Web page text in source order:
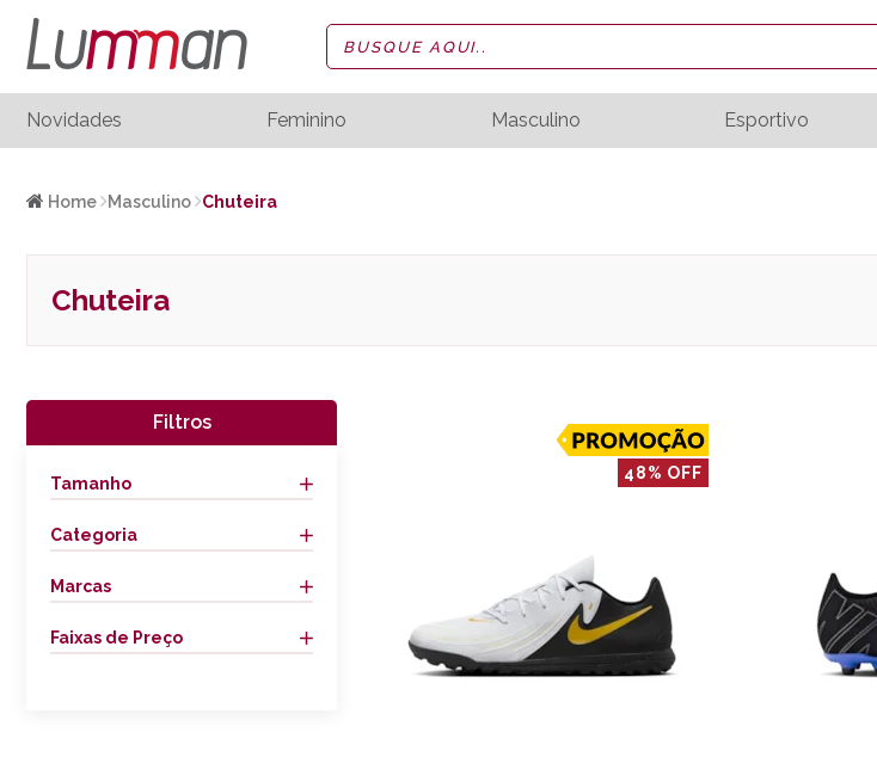
Novidades Feminino Masculino Esportivo
Home Masculino Chuteira
Chuteira
Filtros
Tamanho
Categoria
Marcas
Faixas de Preço
48% OFF